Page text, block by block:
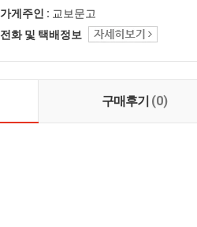
가게주인 : 교보문고
전화 및 택배정보
구매후기 (0)